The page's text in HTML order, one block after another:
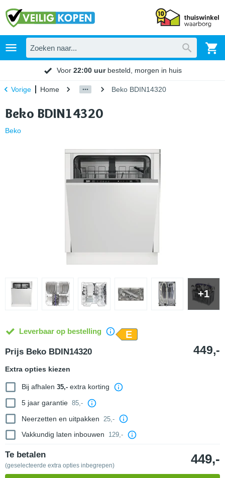
Voor 22:00 uurbesteld, morgen in huis
Vorige Home Beko BDIN14320
Beko BDIN14320
Beko
+1
Leverbaar op bestelling E
Prijs Beko BDIN14320 449,-
Extra opties kiezen
Bij afhalen 35,-extra korting
5 jaar garantie 85,-
Neerzetten en uitpakken 25,-
Vakkundig laten inbouwen 129,-
Te betalen
(geselecteerde extra opties inbegrepen) 449,-